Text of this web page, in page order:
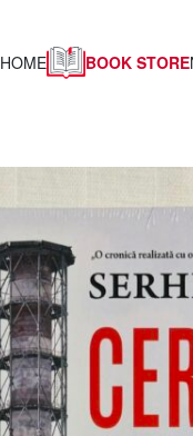
HOME BOOK STORE